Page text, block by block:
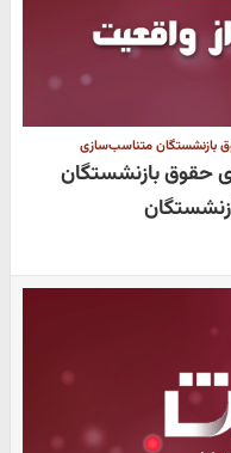
بازنشستگان متناسب‌سازی
حقوق بازنشستگان